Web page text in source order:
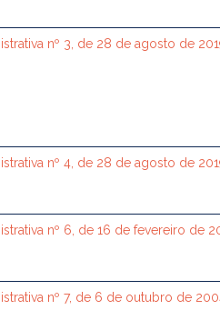
nº 3, de 28 de agosto de
nº 4, de 28 de agosto de
nº 6, de 16 de fevereiro de
nº 7, de 6 de outubro de